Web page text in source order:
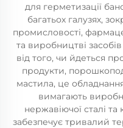
для герметизації
багатьох галузях,
промисловості,
та виробництві
від того, чи йдеться
продукти,
мастила, це
вимагають
нержавіючої сталі та
забезпечує тривалий